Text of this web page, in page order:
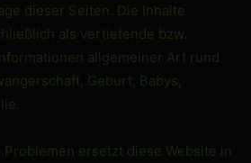
dieser Seiten. Die Inhalte
als vertiefende bzw.
allgemeiner Art rund
Geburt, Babys,
ersetzt diese Website in